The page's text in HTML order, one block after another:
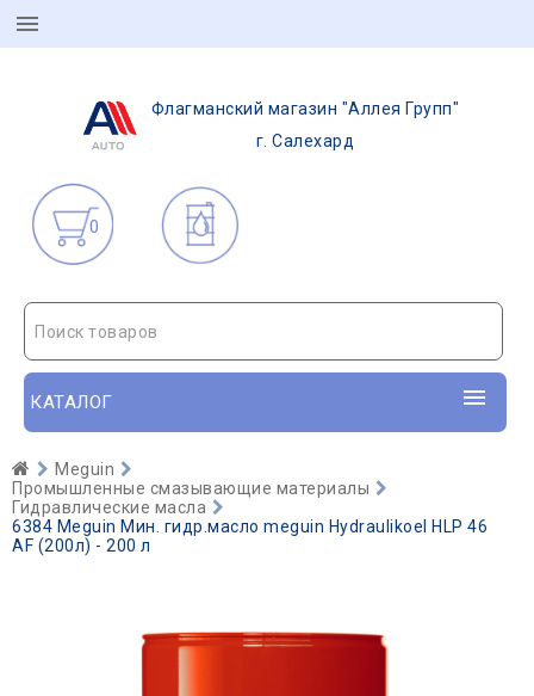
Флагманский магазин "Аллея Групп"
г. Салехард
0
Поиск товаров
КАТАЛОГ
Meguin
Промышленные смазывающие материалы
Гидравлические масла
6384 Meguin Мин. гидр.масло meguin Hydraulikoel HLP 46
AF (200л) - 200 л